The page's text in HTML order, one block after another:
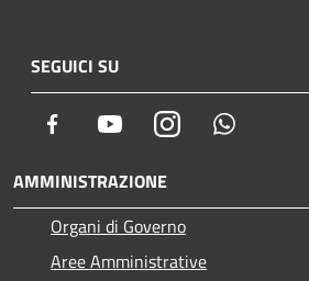
SEGUICI SU
Facebook YoutubeInstagram
AMMINISTRAZIONE
Organi di Governo
Aree Amministrative